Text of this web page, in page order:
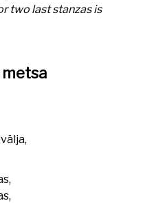
two last stanzas is
metsa